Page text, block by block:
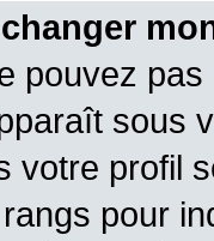
pouvez
sous
votre profil
pour